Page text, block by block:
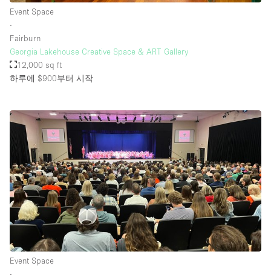
Event Space
∙
Fairburn
Georgia Lakehouse Creative Space & ART Gallery
12,000 sq ft
하루에 $900부터 시작
Event Space
∙